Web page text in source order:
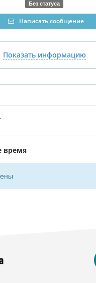
Без статуса
Написать сообщение
Показать информацию
время